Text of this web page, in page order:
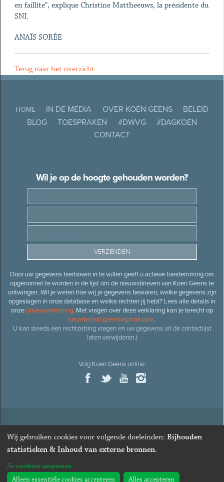
en faillite", explique Christine Mattheeuws, la présidente du
SNI.
ANAÏS SORÉE
Terug naar het overzicht
HOME IN DE MEDIA OVER KOEN GEENS
BELEID
BLOG
TOESPRAKEN #DWVG
#DAGKOEN
CONTACT
Wil je op de hoogte gehouden worden?
Door uw gegevens hierboven in te vullen geeft u actieve toestemming om
opgenomen te worden in de lijst om de nieuwsbrieven van Koen Geens te
ontvangen. Wil je weten hoe wij je gegevens bewaren, welke gegevens zijn
opgeslagen in onze database en welke rechten jij hebt? Lees alle details in
onze privacyverklaring. Met vragen over deze verklaring kan je terecht op
secretariaat.geens@gmail.com.
U kan steeds een rechtzetting vragen en uw gegevens uit de contactlijst
laten verwijderen.)
Volg Koen Geensonline:
© 2026Oud-minister en ere-volksvertegenwoordiger Koen
· Alle rechten voorbehouden · Cookies wijzigen
Webdesign&website ontwikkelingdoor Zenjoy in Leuven
Wij gebruiken cookies voor volgende doeleinden: Bijhouden
statistieken & Inhoud van externe bronnen.
Je voorkeur aanpassen
Alleen essentiële cookies accepteren
Alles accepteren